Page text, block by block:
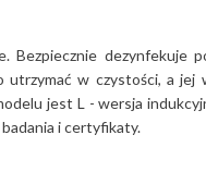
. Bezpiecznie dezynfekuje
w czystości, a jej
jest L - wersja
i certyfikaty.